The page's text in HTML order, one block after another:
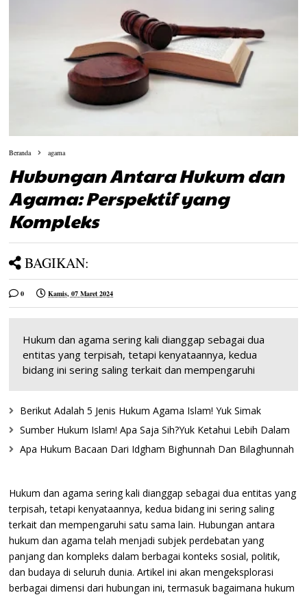
Beranda agama
Hubungan Antara Hukum dan
Agama: Perspektif yang
Kompleks
BAGIKAN:
0 Kamis, 07 Maret 2024
Hukum dan agama sering kali dianggap sebagai dua
entitas yang terpisah, tetapi kenyataannya, kedua
bidang ini sering saling terkait dan mempengaruhi
Berikut Adalah 5 Jenis Hukum Agama Islam! Yuk Simak
Sumber Hukum Islam! Apa Saja Sih?Yuk Ketahui Lebih Dalam
Apa Hukum Bacaan Dari Idgham Bighunnah Dan Bilaghunnah
Hukum dan agama sering kali dianggap sebagai dua entitas yang
terpisah, tetapi kenyataannya, kedua bidang ini sering saling
terkait dan mempengaruhi satu sama lain. Hubungan antara
hukum dan agama telah menjadi subjek perdebatan yang
panjang dan kompleks dalam berbagai konteks sosial, politik,
dan budaya di seluruh dunia. Artikel ini akan mengeksplorasi
berbagai dimensi dari hubungan ini, termasuk bagaimana hukum